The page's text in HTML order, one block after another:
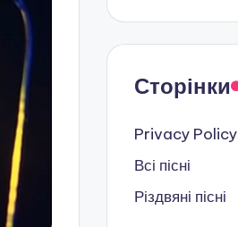
Сторінки
Privacy Policy
Всі пісні
Різдвяні пісні